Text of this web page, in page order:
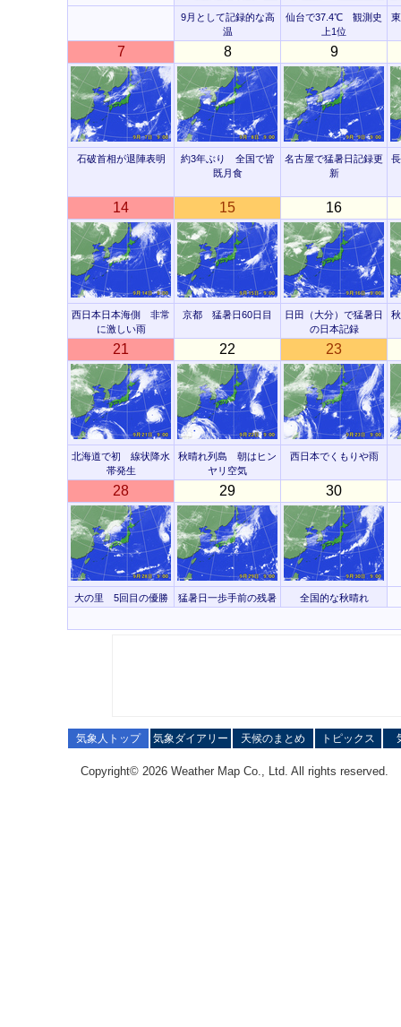
9月として記録的な高
温
仙台で37.4℃ 観測史
上1位
7 8 9
石破首相が退陣表明
約3年ぶり 全国で皆
既月食
名古屋で猛暑日記録更
新
14 15 16
西日本日本海側 非常
に激しい雨
京都 猛暑日60日目
日田（大分）で猛暑日
の日本記録
21 22 23
北海道で初 線状降水
帯発生
秋晴れ列島 朝はヒン
ヤリ空気
西日本でくもりや雨
28 29 30
大の里 5回目の優勝 猛暑日一歩手前の残暑 全国的な秋晴れ
気象人トップ 気象ダイアリー 天候のまとめ トピックス
Copyright© 2026 Weather Map Co., Ltd. All rights reserved.